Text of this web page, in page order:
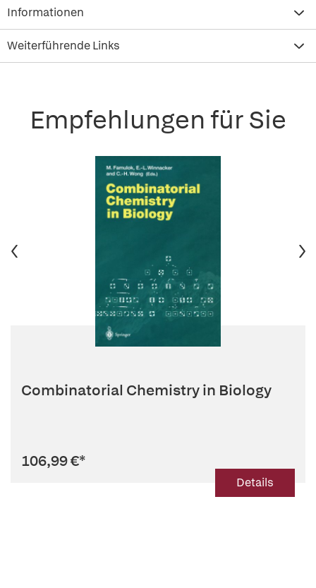
Informationen
Weiterführende Links
Empfehlungen für Sie
Combinatorial Chemistry in Biology
106,99 €*
Details